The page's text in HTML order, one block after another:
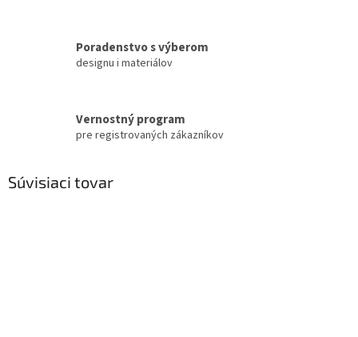
Poradenstvo s výberom
designu i materiálov
Vernostný program
pre registrovaných zákazníkov
Súvisiaci tovar